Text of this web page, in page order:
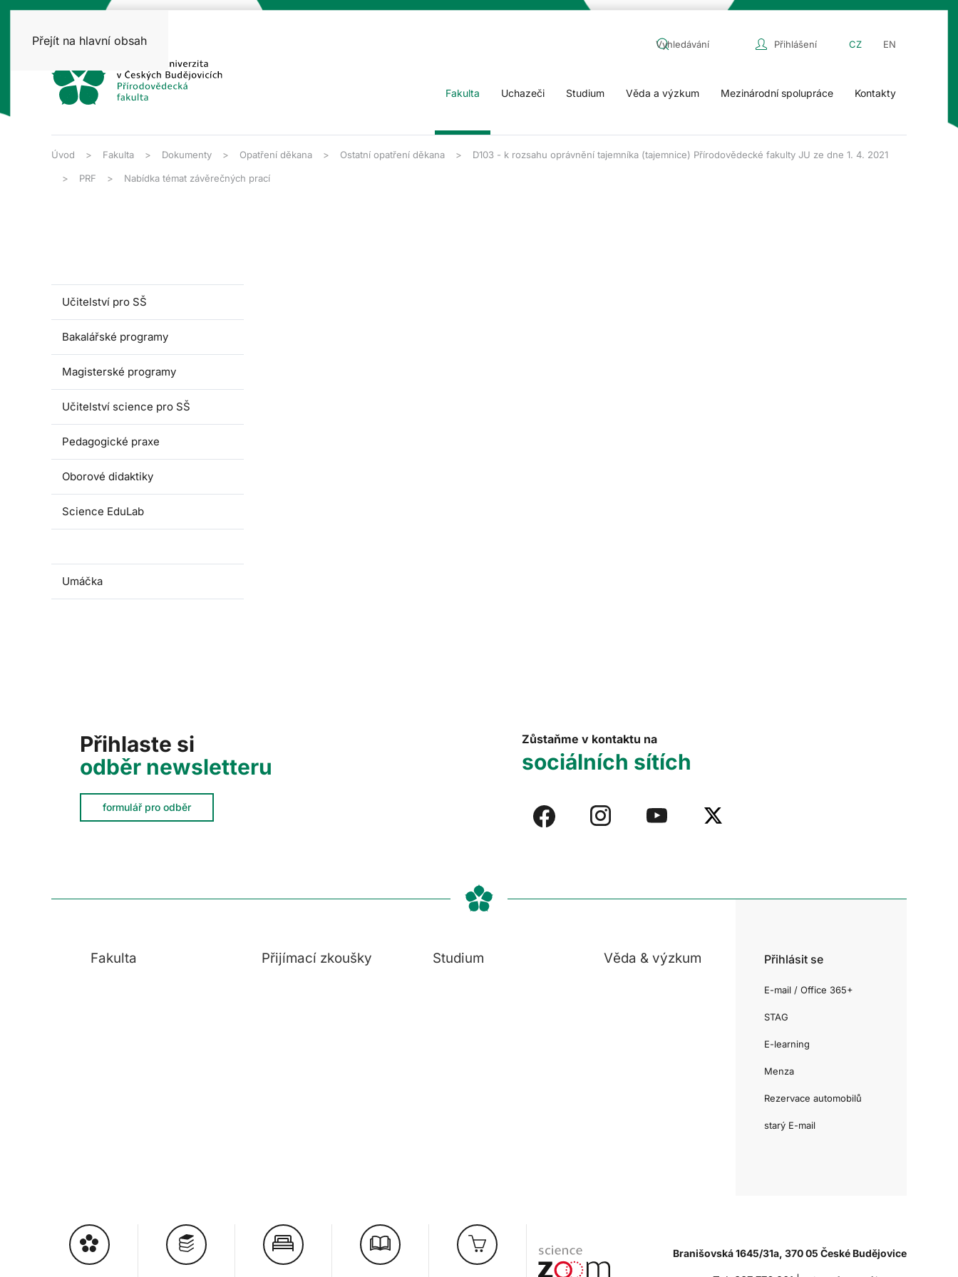
Přejít na hlavní obsah Přihlášení CZ EN
Fakulta Uchazeči Studium Věda a výzkum Mezinárodní spolupráce Kontakty
Úvod Fakulta Dokumenty Opatření děkana Ostatní opatření děkana D103 - k rozsahu oprávnění tajemníka (tajemnice) Přírodovědecké fakulty JU ze dne 1. 4. 2021
PRF Nabídka témat závěrečných prací
Učitelství pro SŠ
Bakalářské programy
Magisterské programy
Učitelství science pro SŠ
Pedagogické praxe
Oborové didaktiky
Science EduLab
Umáčka
Přihlaste si
odběr newsletteru
formulář pro odběr
Zůstaňme v kontaktu na
sociálních sítích
Fakulta Přijímací zkoušky Studium Věda & výzkum Přihlásit se
E-mail / Office 365+
STAG
E-learning
Menza
Rezervace automobilů
starý E-mail
Branišovská 1645/31a, 370 05 České Budějovice